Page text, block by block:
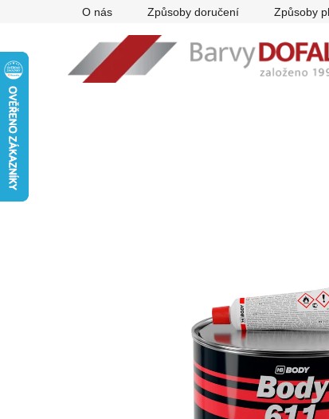
O nás Způsoby doručení Způsoby